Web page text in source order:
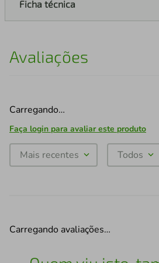
Ficha técnica
Avaliações
Carregando…
Faça login para avaliar este produto
Mais recentes Todos
Carregando avaliações…